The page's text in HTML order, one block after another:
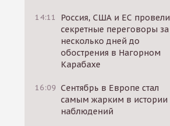
14:11
Россия, США и ЕС провели
секретные переговоры за
несколько дней до
обострения в Нагорном
Карабахе
16:09 Сентябрь в Европе стал
самым жарким в истории
наблюдений